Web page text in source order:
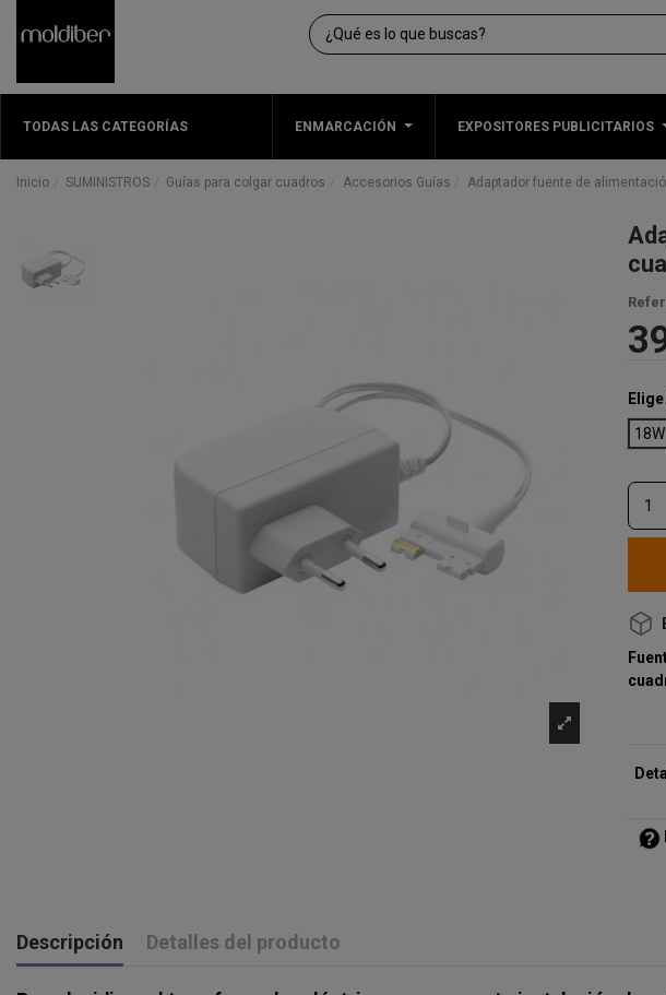
TODAS LAS CATEGORÍAS ENMARCACIÓN EXPOSITORES PUBLICITARIOS
Inicio SUMINISTROS Guías para colgar cuadros Accesorios Guías Adaptador fuente de
18W
Descripción Detalles del producto